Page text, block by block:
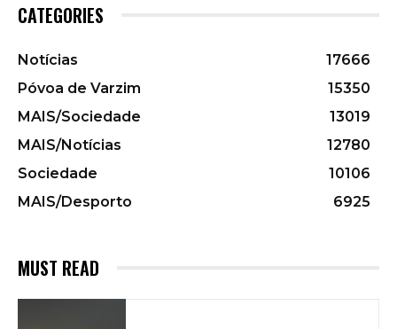
CATEGORIES
Notícias
17666
Póvoa de Varzim
15350
MAIS/Sociedade
13019
MAIS/Notícias
12780
Sociedade
10106
MAIS/Desporto
6925
MUST READ